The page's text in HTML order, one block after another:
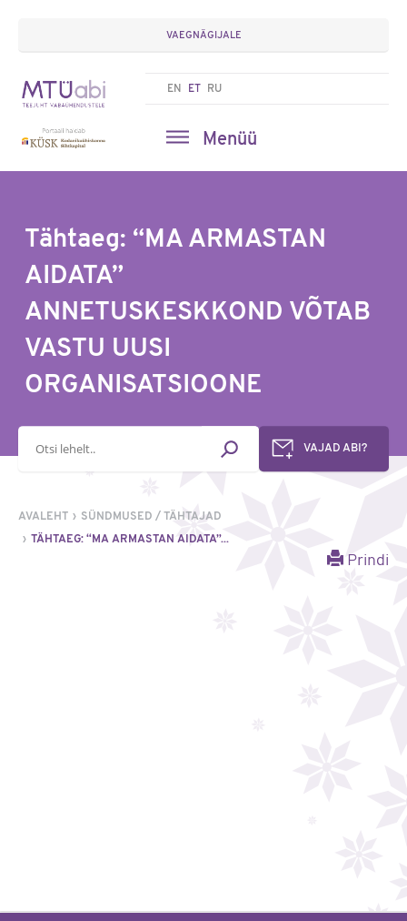
VAEGNÄGIJALE
EN ET RU
Menüü
Tähtaeg: “MA ARMASTAN
AIDATA”
ANNETUSKESKKOND VÕTAB
VASTU UUSI
ORGANISATSIOONE
Otsisõna
VAJAD ABI?
AVALEHT SÜNDMUSED / TÄHTAJAD
TÄHTAEG: “MA ARMASTAN AIDATA”...
Prindi